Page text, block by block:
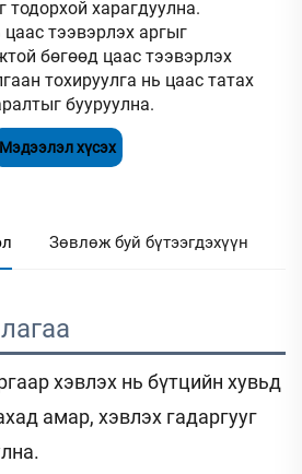
тодорхой харагдуулна.
тээвэрлэх аргыг
бөгөөд цаас тээвэрлэх
тохируулга нь цаас татах
бууруулна.
Мэдээлэл хүсэх
Зөвлөж буй бүтээгдэхүүн
хэвлэх нь бүтцийн хувьд
амар, хэвлэх гадаргууг